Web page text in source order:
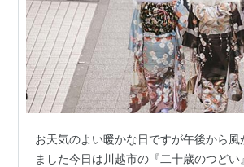
お天気のよい暖かな日ですが午後から風
ました今日は川越市の『二十歳のつど